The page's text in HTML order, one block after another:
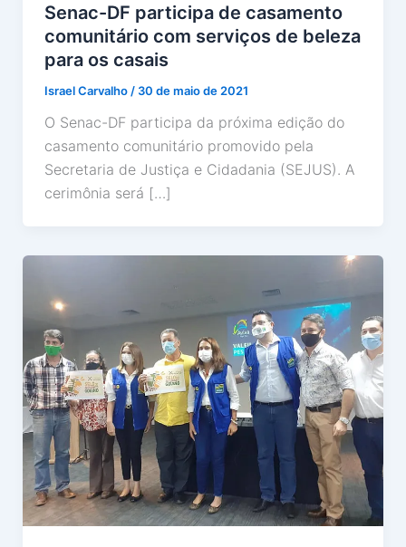
Senac-DF participa de casamento
comunitário com serviços de beleza
para os casais
Israel Carvalho / 30 de maio de 2021
O Senac-DF participa da próxima edição do
casamento comunitário promovido pela
Secretaria de Justiça e Cidadania (SEJUS). A
cerimônia será […]